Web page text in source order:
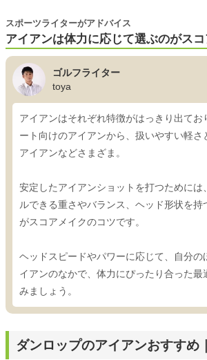
アイアンは体力に応じて選ぶのがス
スポーツライターがアドバイス
ゴルフライター
toya
アイアンはそれぞれ特徴がはっきり出てお
ート向けのアイアンから、扱いやすい軽さ
アイアンなどさまざま。
安定したアイアンショットを打つためには
ルできる重さやバランス、ヘッド形状を持
がスコアメイクのコツです。
ヘッドスピードやパワーに応じて、自分の
イアンのなかで、体力にぴったり合った最
みましょう。
ダンロップのアイアンおすすめ